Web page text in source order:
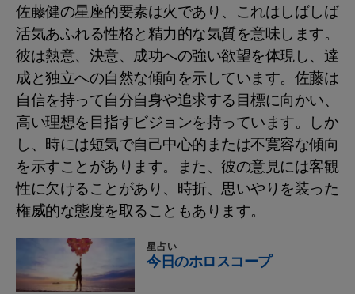
佐藤健の星座的要素は火であり、これはしばしば
活気あふれる性格と精力的な気質を意味します。
彼は熱意、決意、成功への強い欲望を体現し、達
成と独立への自然な傾向を示しています。佐藤は
自信を持って自分自身や追求する目標に向かい、
高い理想を目指すビジョンを持っています。しか
し、時には短気で自己中心的または不寛容な傾向
を示すことがあります。また、彼の意見には客観
性に欠けることがあり、時折、思いやりを装った
権威的な態度を取ることもあります。
星占い
今日のホロスコープ